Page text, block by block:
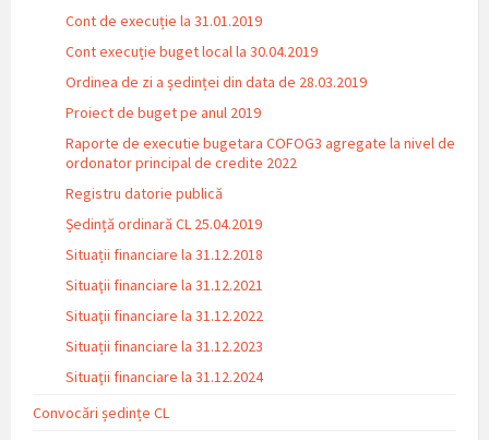
Cont de execuție la 31.01.2019
Cont execuție buget local la 30.04.2019
Ordinea de zi a ședinței din data de 28.03.2019
Proiect de buget pe anul 2019
Raporte de executie bugetara COFOG3 agregate la nivel de
ordonator principal de credite 2022
Registru datorie publică
Ședință ordinară CL 25.04.2019
Situații financiare la 31.12.2018
Situaţii financiare la 31.12.2021
Situaţii financiare la 31.12.2022
Situații financiare la 31.12.2023
Situaţii financiare la 31.12.2024
Convocări ședințe CL